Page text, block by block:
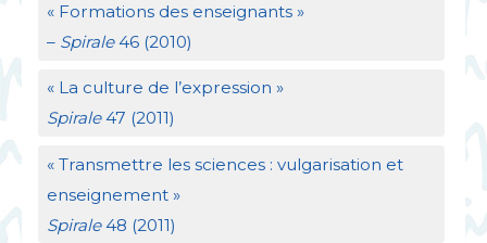
« Formations des enseignants »
– Spirale46 (2010)
« La culture de l’expression »
Spirale47 (2011)
« Transmettre les sciences : vulgarisation et
enseignement »
Spirale48 (2011)